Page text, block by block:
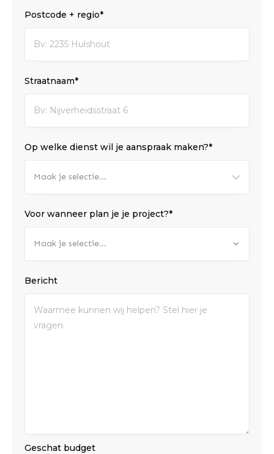
Postcode + regio*
Straatnaam*
Op welke dienst wil je aanspraak maken?*
Maak je selectie...
Voor wanneer plan je je project?*
Maak je selectie...
Bericht
Geschat budget